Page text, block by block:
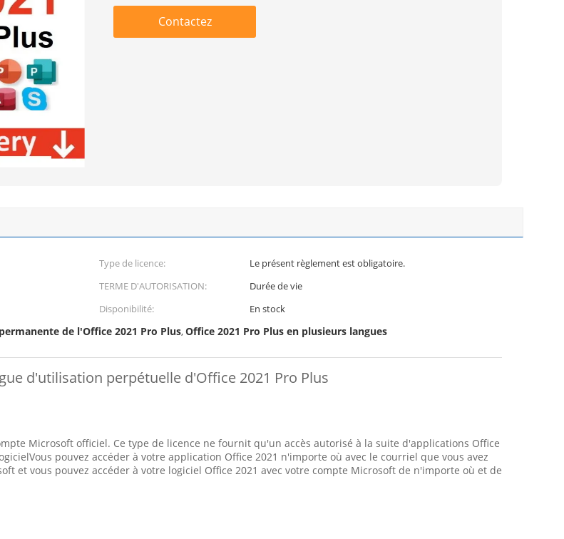
Contactez
Type de licence:
Le présent règlement est obligatoire.
TERME D'AUTORISATION:
Durée de vie
Disponibilité:
En stock
de l'Office 2021 Pro Plus,Office 2021 Pro Plus en plusieurs langues
d'utilisation perpétuelle d'Office 2021 Pro Plus
Microsoft officiel. Ce type de licence ne fournit qu'un accès autorisé à la suite d'applications Office
pouvez accéder à votre application Office 2021 n'importe où avec le courriel que vous avez
et vous pouvez accéder à votre logiciel Office 2021 avec votre compte Microsoft de n'importe où et de